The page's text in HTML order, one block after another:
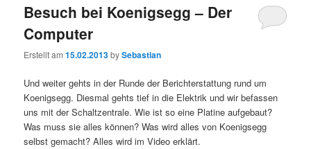
Besuch bei Koenigsegg – Der
Computer
Erstellt am15.02.2013bySebastian
Und weiter gehts in der Runde der Berichterstattung rund um
Koenigsegg. Diesmal gehts tief in die Elektrik und wir befassen
uns mit der Schaltzentrale. Wie ist so eine Platine aufgebaut?
Was muss sie alles können? Was wird alles von Koenigsegg
selbst gemacht? Alles wird im Video erklärt.